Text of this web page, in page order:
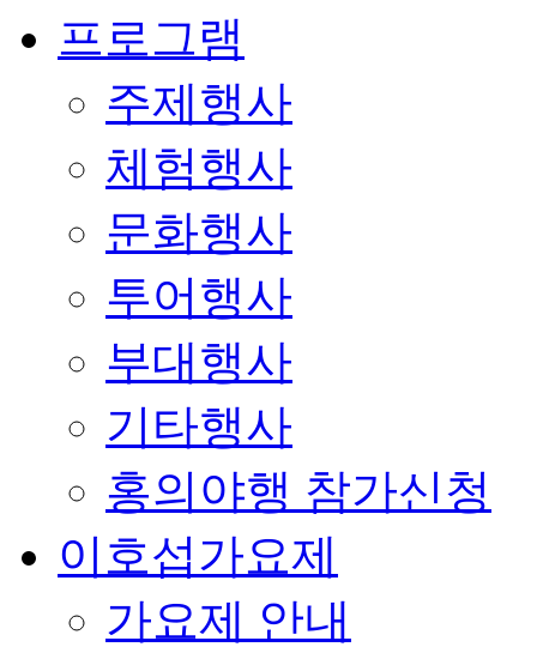
프로그램
주제행사
체험행사
문화행사
투어행사
부대행사
기타행사
홍의야행 참가신청
이호섭가요제
가요제 안내